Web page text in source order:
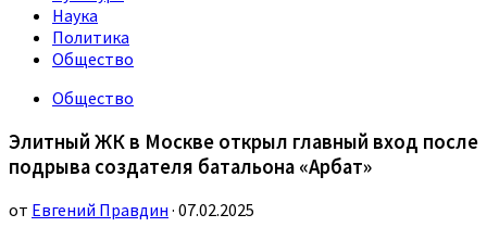
Наука
Политика
Общество
Общество
Элитный ЖК в Москве открыл главный вход после
подрыва создателя батальона «Арбат»
от Евгений Правдин · 07.02.2025